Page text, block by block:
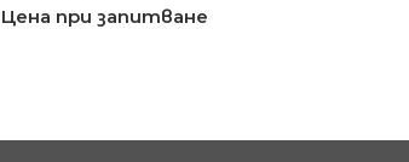
Цена при запитване